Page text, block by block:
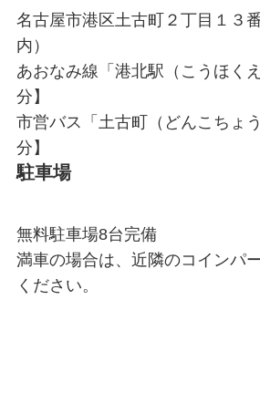
名古屋市港区土古町２丁目１３
内）
あおなみ線「港北駅（こうほく
分】
市営バス「土古町（どんこちょ
分】
駐車場
無料駐車場8台完備
満車の場合は、近隣のコインパ
ください。